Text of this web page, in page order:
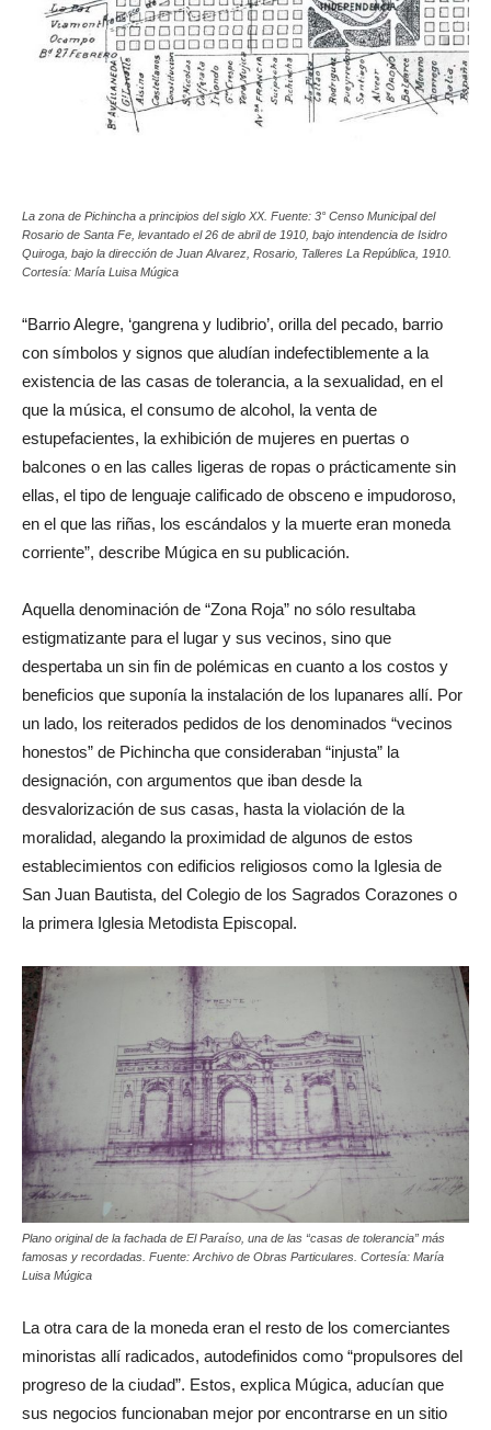
La zona de Pichincha a principios del siglo XX. Fuente: 3° Censo Municipal del
Rosario de Santa Fe, levantado el 26 de abril de 1910, bajo intendencia de Isidro
Quiroga, bajo la dirección de Juan Alvarez, Rosario, Talleres La República, 1910.
“Barrio Alegre, ‘gangrena y ludibrio’, orilla del pecado, barrio
con símbolos y signos que aludían indefectiblemente a la
existencia de las casas de tolerancia, a la sexualidad, en el
que la música, el consumo de alcohol, la venta de
estupefacientes, la exhibición de mujeres en puertas o
balcones o en las calles ligeras de ropas o prácticamente sin
ellas, el tipo de lenguaje calificado de obsceno e impudoroso,
en el que las riñas, los escándalos y la muerte eran moneda
Aquella denominación de “Zona Roja” no sólo resultaba
estigmatizante para el lugar y sus vecinos, sino que
despertaba un sin fin de polémicas en cuanto a los costos y
beneficios que suponía la instalación de los lupanares allí. Por
un lado, los reiterados pedidos de los denominados “vecinos
honestos” de Pichincha que consideraban “injusta” la
designación, con argumentos que iban desde la
desvalorización de sus casas, hasta la violación de la
moralidad, alegando la proximidad de algunos de estos
establecimientos con edificios religiosos como la Iglesia de
San Juan Bautista, del Colegio de los Sagrados Corazones o
Plano original de la fachada de El Paraíso, una de las “casas de tolerancia” más
famosas y recordadas. Fuente: Archivo de Obras Particulares. Cortesía: María
La otra cara de la moneda eran el resto de los comerciantes
minoristas allí radicados, autodefinidos como “propulsores del
progreso de la ciudad”. Estos, explica Múgica, aducían que